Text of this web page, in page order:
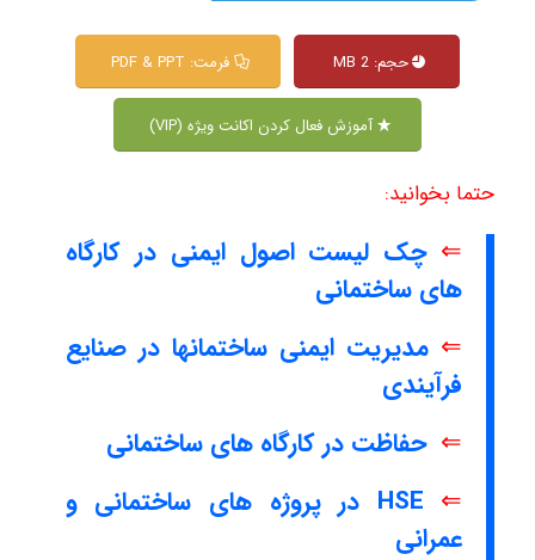
حجم: 2 MB فرمت: PDF & PPT
آموزش فعال کردن اکانت ویژه (VIP)
حتما بخوانید:
⇐چک لیست اصول ایمنی در کارگاه
های ساختمانی
⇐ مدیریت ایمنی ساختمانها در صنایع
فرآیندی
⇐ حفاظت در کارگاه های ساختمانی
⇐
HSE در پروژه های ساختمانی و
عمرانی